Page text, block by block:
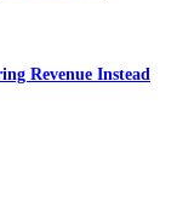
Revenue Instead